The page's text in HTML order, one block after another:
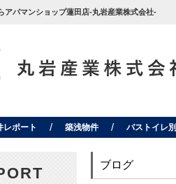
アパマンショップ蓮田店-丸岩産業株式会社-
レポート 築浅物件 バストイレ別
ブログ